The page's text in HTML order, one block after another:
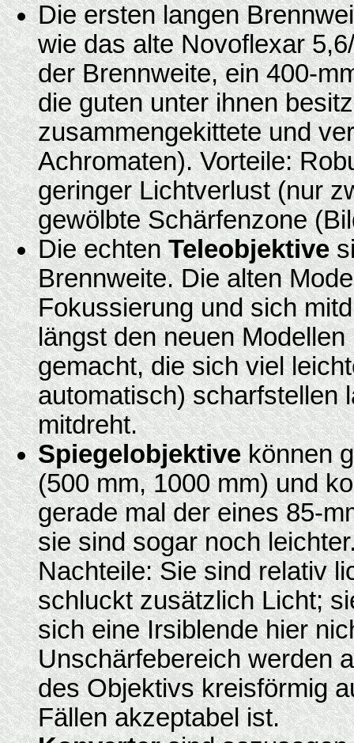
Die ersten langen
wie das alte Novoflexar
der Brennweite, ein 400-
die guten unter ihnen
zusammengekittete und
Achromaten). Vorteile:
geringer Lichtverlust (nur
gewölbte Schärfenzone
Die echtenTeleobjektive
Brennweite. Die alten
Fokussierung und sich
längst den neuen
gemacht, die sich viel
automatisch) scharfstellen
mitdreht.
Spiegelobjektivekönnen
(500 mm, 1000 mm) und
gerade mal der eines 85-
sie sind sogar noch
Nachteile: Sie sind relativ
schluckt zusätzlich Licht;
sich eine Irsiblende hier
Unschärfebereich werden
des Objektivs kreisförmig
Fällen akzeptabel ist.